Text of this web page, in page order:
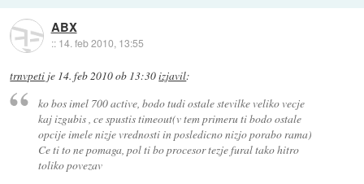
ABX
:: 14. feb 2010, 13:55
trnvpeti je 14. feb 2010 ob 13:30izjavil:
ko bos imel 700 active, bodo tudi ostale stevilke veliko vecje
kaj izgubis , ce spustis timeout(v tem primeru ti bodo ostale
opcije imele nizje vrednosti in posledicno nizjo porabo rama)
Ce ti to ne pomaga, pol ti bo procesor tezje fural tako hitro
toliko povezav